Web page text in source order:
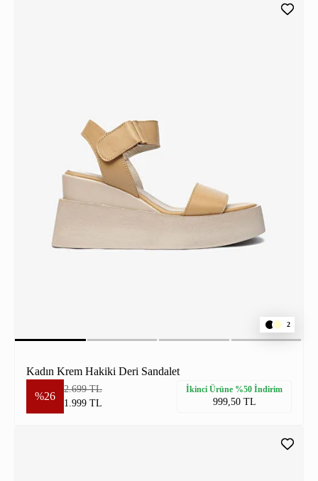
2
Kadın Krem Hakiki Deri Sandalet
%26
2.699 TL
1.999 TL
İkinci Ürüne %50 İndirim
999,50 TL